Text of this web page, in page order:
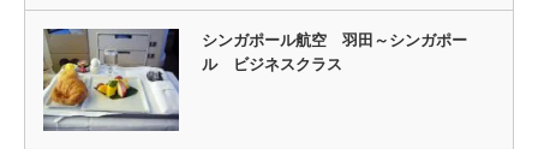
シンガポール航空 羽田～シンガポー
ル ビジネスクラス